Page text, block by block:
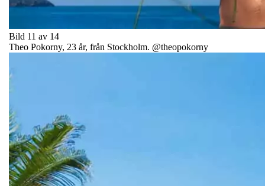
Bild 11 av 14
Theo Pokorny, 23 år, från Stockholm. @theopokorny